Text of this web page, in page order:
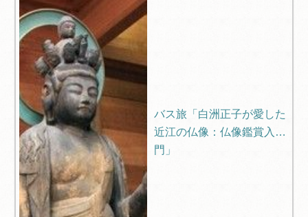
バス旅「白洲正子が愛した
近江の仏像：仏像鑑賞入
門」